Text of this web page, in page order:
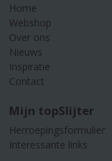
Home
Webshop
Over ons
Nieuws
Inspiratie
Contact
Mijn topSlijter
Herroepingsformulier
Interessante links